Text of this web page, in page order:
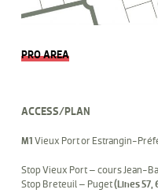
PRO AREA
ACCESS/PLAN
M1 Vieux Port or Estrangin-
Stop Vieux Port – cours Jean-
Stop Breteuil – Puget(Lines 57,